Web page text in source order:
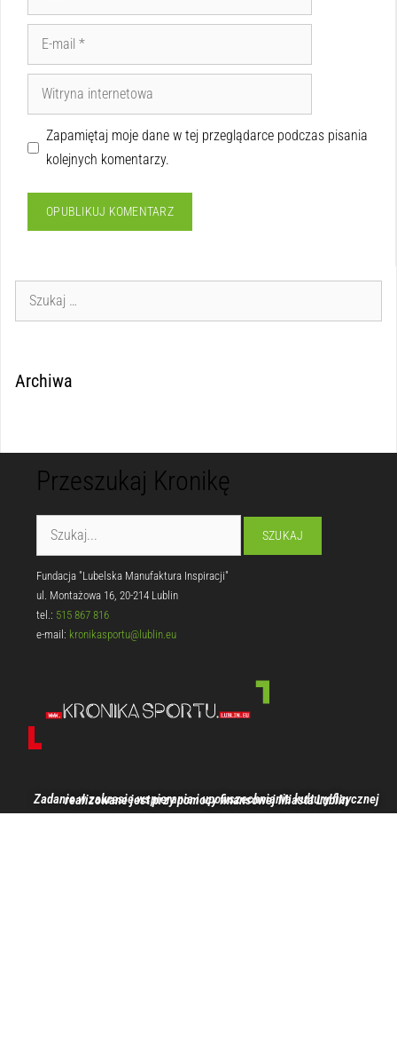
Zapamiętaj moje dane w tej przeglądarce podczas pisania
kolejnych komentarzy.
Archiwa
Przeszukaj Kronikę
Fundacja "Lubelska Manufaktura Inspiracji"
ul. Montażowa 16, 20-214 Lublin
tel.: 515 867 816
e-mail: kronikasportu@lublin.eu
Zadanie w zakresie wspierania i upowszechniania kultury fizycznej realizowane jest przy pomocy finansowej Miasta Lublin